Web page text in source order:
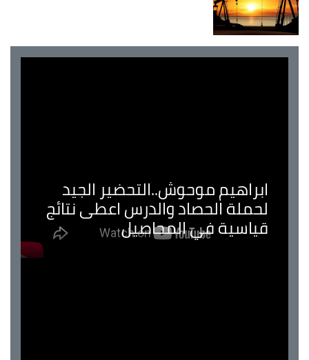
ابراهيم موحوش..التحضير الجيد
لحملة الحصاد والدرس اعطى نتائج
قياسية في المحاصيل